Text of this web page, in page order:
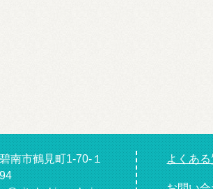
南市鶴見町1-70-１
よくあ